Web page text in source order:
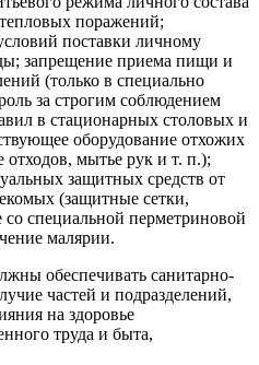
поражений;
поставки личному
запрещение приема пищи и
(только в специально
за строгим соблюдением
в стационарных столовых и
оборудование отхожих
отходов, мытье рук и т. п.);
защитных средств от
(защитные сетки,
специальной перметриновой
малярии.
обеспечивать санитарно-
частей и подразделений,
на здоровье
труда и быта,